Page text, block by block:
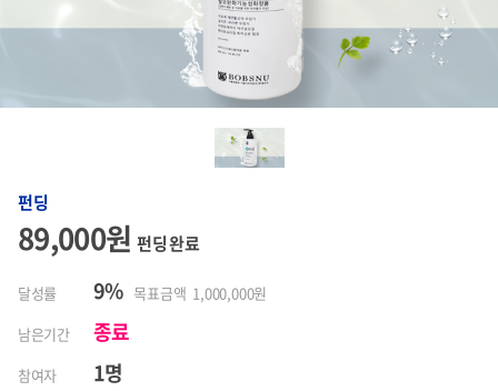
펀딩
89,000원펀딩 완료
달성률 9% 목표금액 1,000,000원
남은기간
종료
참여자 1명